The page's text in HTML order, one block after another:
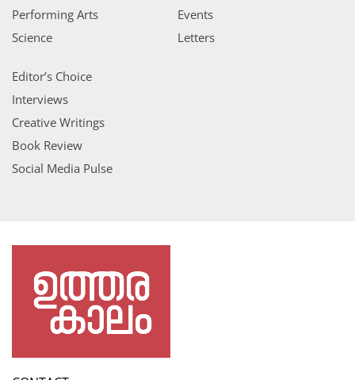
Performing Arts
Science
Events
Letters
Editor’s Choice
Interviews
Creative Writings
Book Review
Social Media Pulse